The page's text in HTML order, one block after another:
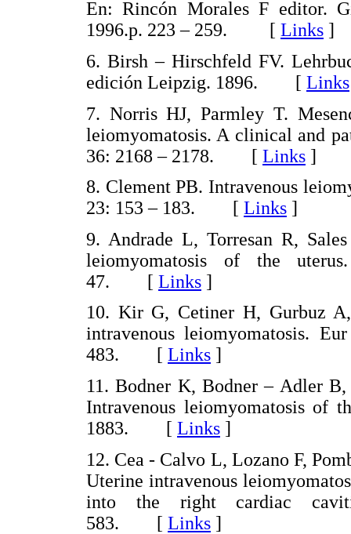
En: Rincón Morales F editor.
1996.p. 223 – 259. [ Links ]
6. Birsh – Hirschfeld FV.
edición Leipzig. 1896. [ Links
7. Norris HJ, Parmley T.
leiomyomatosis. A clinical and
36: 2168 – 2178. [ Links ]
8. Clement PB. Intravenous
23: 153 – 183. [ Links ]
9. Andrade L, Torresan R,
leiomyomatosis of the
47. [ Links ]
10. Kir G, Cetiner H, Gurbuz
intravenous leiomyomatosis.
483. [ Links ]
11. Bodner K, Bodner – Adler
Intravenous leiomyomatosis of
1883. [ Links ]
12. Cea - Calvo L, Lozano F,
Uterine intravenous
into the right cardiac
583. [ Links ]